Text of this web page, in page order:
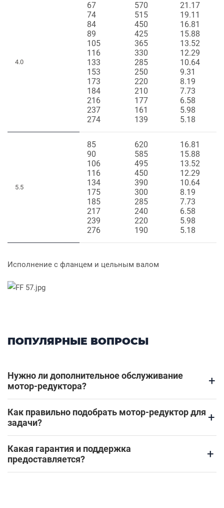
4.0
67
74
84
89
105
116
133
153
173
184
216
237
274
570
515
450
425
365
330
285
250
220
210
177
161
139
21.17
19.11
16.81
15.88
13.52
12.29
10.64
9.31
8.19
7.73
6.58
5.98
5.18
5.5
85
90
106
116
134
175
185
217
239
276
620
585
495
450
390
300
285
240
220
190
16.81
15.88
13.52
12.29
10.64
8.19
7.73
6.58
5.98
5.18
Исполнение с фланцем и цельным валом
ПОПУЛЯРНЫЕ ВОПРОСЫ
Нужно ли дополнительное обслуживание
мотор-редуктора?
+
Как правильно подобрать мотор-редуктор для
задачи?
+
Какая гарантия и поддержка
предоставляется?
+